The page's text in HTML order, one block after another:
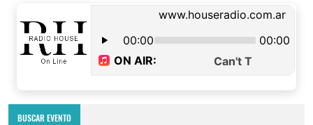
BUSCAR EVENTO